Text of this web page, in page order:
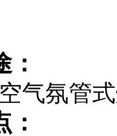
：
气氛管
：